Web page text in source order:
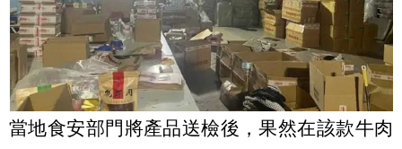
當地食安部門將產品送檢後，果然在該款牛肉